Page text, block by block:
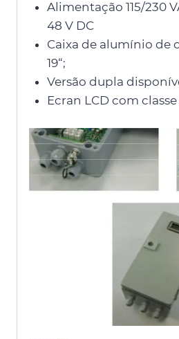
Alimentação 115/230
48 V DC
Caixa de alumínio de
19“;
Versão dupla
Ecran LCD com